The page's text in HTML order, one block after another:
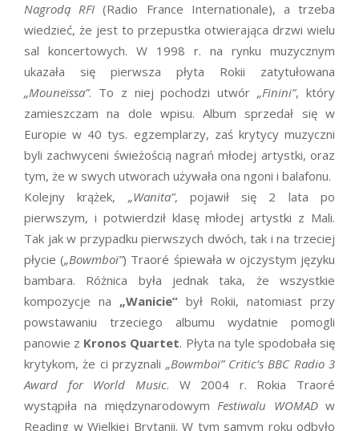
Nagrodą RFI (Radio France Internationale), a trzeba
wiedzieć, że jest to przepustka otwierająca drzwi wielu
sal koncertowych. W 1998 r. na rynku muzycznym
ukazała się pierwsza płyta Rokii zatytułowana
„Mouneïssa”. To z niej pochodzi utwór„Finini”, który
zamieszczam na dole wpisu. Album sprzedał się w
Europie w 40 tys. egzemplarzy, zaś krytycy muzyczni
byli zachwyceni świeżością nagrań młodej artystki, oraz
tym, że w swych utworach używała ona ngoni i balafonu.
Kolejny krążek, „Wanita”, pojawił się 2 lata po
pierwszym, i potwierdził klasę młodej artystki z Mali.
Tak jak w przypadku pierwszych dwóch, tak i na trzeciej
płycie („Bowmboï”) Traoré śpiewała w ojczystym języku
bambara. Różnica była jednak taka, że wszystkie
kompozycje na „Wanicie”był Rokii, natomiast przy
powstawaniu trzeciego albumu wydatnie pomogli
panowie z Kronos Quartet. Płyta na tyle spodobała się
krytykom, że ci przyznali „Bowmboï” Critic’s BBC Radio 3
Award for World Music. W 2004 r. Rokia Traoré
wystąpiła na międzynarodowymFestiwalu WOMADw
Reading w Wielkiej Brytanii. W tym samym roku odbyło